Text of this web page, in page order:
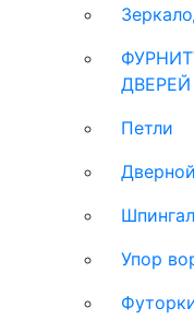
ДВЕРЕЙ
Петли
Упор